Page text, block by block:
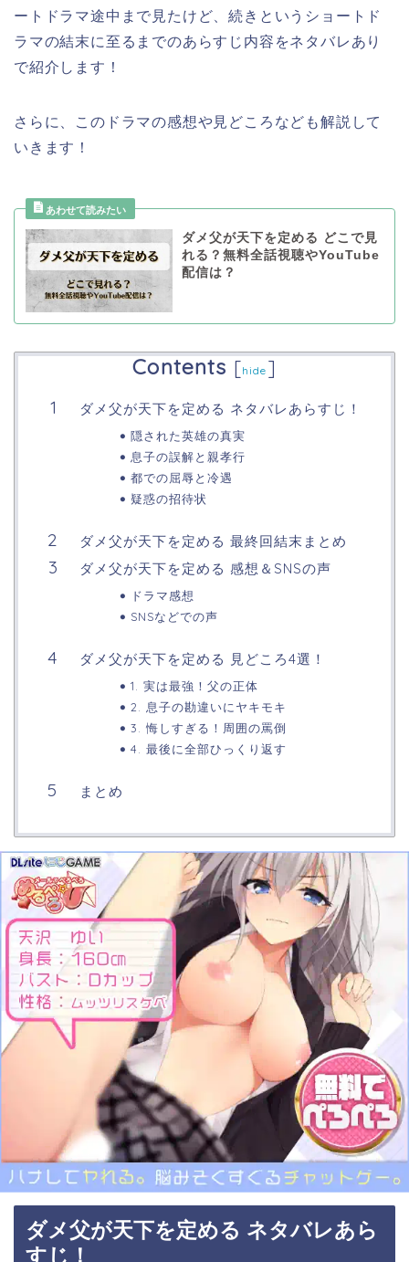
ートドラマ途中まで見たけど、続き というショートド
ラマの結末に至るまでのあらすじ内容をネタバレあり
で紹介します！
さらに、このドラマの感想や見どころなども解説して
いきます！
ダメ父が天下を定める どこで見
れる？無料全話視聴やYouTube
配信は？
Contents [hide ]
ダメ父が天下を定める ネタバレあらすじ！
隠された英雄の真実
息子の誤解と親孝行
都での屈辱と冷遇
疑惑の招待状
ダメ父が天下を定める 最終回結末まとめ
ダメ父が天下を定める 感想＆SNSの声
ドラマ感想
SNSなどでの声
ダメ父が天下を定める 見どころ4選！
1. 実は最強！父の正体
2. 息子の勘違いにヤキモキ
3. 悔しすぎる！周囲の罵倒
4. 最後に全部ひっくり返す
まとめ
ダメ父が天下を定める ネタバレあら
すじ！